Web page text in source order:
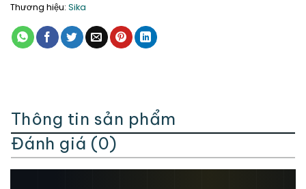
Thương hiệu: Sika
Thông tin sản phẩm
Đánh giá (0)